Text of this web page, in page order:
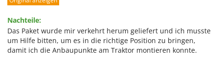
Qualität / Preis
Schwierigkeitsgrad Zusammenbau
Nachteile:
Das Paket wurde mir verkehrt herum geliefert und ich musste
um Hilfe bitten, um es in die richtige Position zu bringen,
damit ich die Anbaupunkte am Traktor montieren konnte.